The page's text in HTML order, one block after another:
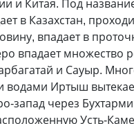
и Китая. Под
в Казахстан,
впадает в
впадает множество
и Сауыр.
водами Иртыш
запад через
Усть-